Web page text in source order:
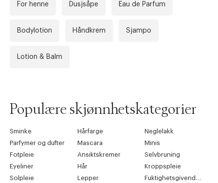
For henne Dusjsåpe Eau de Parfum
Bodylotion Håndkrem Sjampo
Lotion & Balm
Populære skjønnhetskategorier
Sminke Hårfarge
Neglelakk
Parfymer og dufter
Mascara
Minis
Fotpleie
Ansiktskremer
Selvbruning
Eyeliner
Hår
Kroppspleie
Solpleie
Lepper